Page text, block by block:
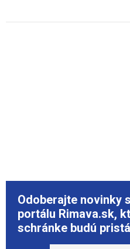
Odoberajte novinky
portálu Rimava.sk,
schránke budú